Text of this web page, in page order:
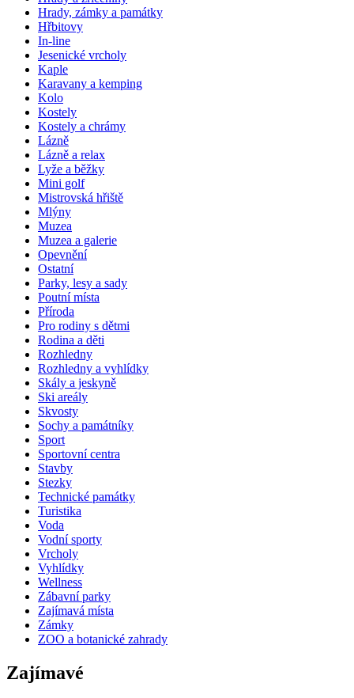
Hrady, zámky a památky
Hřbitovy
In-line
Jesenické vrcholy
Kaple
Karavany a kemping
Kolo
Kostely
Kostely a chrámy
Lázně
Lázně a relax
Lyže a běžky
Mini golf
Mistrovská hřiště
Mlýny
Muzea
Muzea a galerie
Opevnění
Ostatní
Parky, lesy a sady
Poutní místa
Příroda
Pro rodiny s dětmi
Rodina a děti
Rozhledny
Rozhledny a vyhlídky
Skály a jeskyně
Ski areály
Skvosty
Sochy a památníky
Sport
Sportovní centra
Stavby
Stezky
Technické památky
Turistika
Voda
Vodní sporty
Vrcholy
Vyhlídky
Wellness
Zábavní parky
Zajímavá místa
Zámky
ZOO a botanické zahrady
Zajímavé